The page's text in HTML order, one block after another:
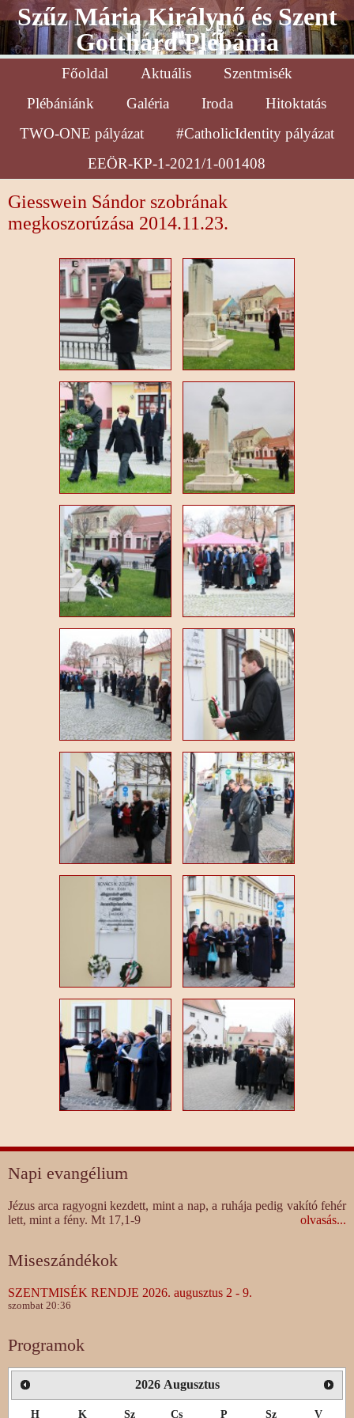
Szűz Mária Királynő és Szent
Gotthárd Plébánia
Főoldal Aktuális
Szentmisék
Plébániánk
Galéria Iroda
Hitoktatás
TWO-ONE pályázat
#CatholicIdentity pályázat
EEÖR-KP-1-2021/1-001408
Giesswein Sándor szobrának
megkoszorúzása 2014.11.23.
Napi evangélium
Jézus arca ragyogni kezdett, mint a nap, a ruhája pedig vakító fehér
lett, mint a fény. Mt 17,1-9
olvasás...
Miseszándékok
SZENTMISÉK RENDJE 2026. augusztus 2 - 9.
szombat 20:36
Programok
2026 Augusztus
H K Sz Cs P Sz V